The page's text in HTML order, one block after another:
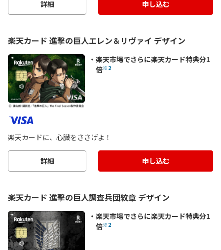
詳細 申し込む
楽天カード 進撃の巨人エレン＆リヴァイ デザイン
楽天市場でさらに楽天カード特典分1
倍※2
楽天カードに、心臓をささげよ！
詳細 申し込む
楽天カード 進撃の巨人調査兵団紋章 デザイン
楽天市場でさらに楽天カード特典分1
倍※2